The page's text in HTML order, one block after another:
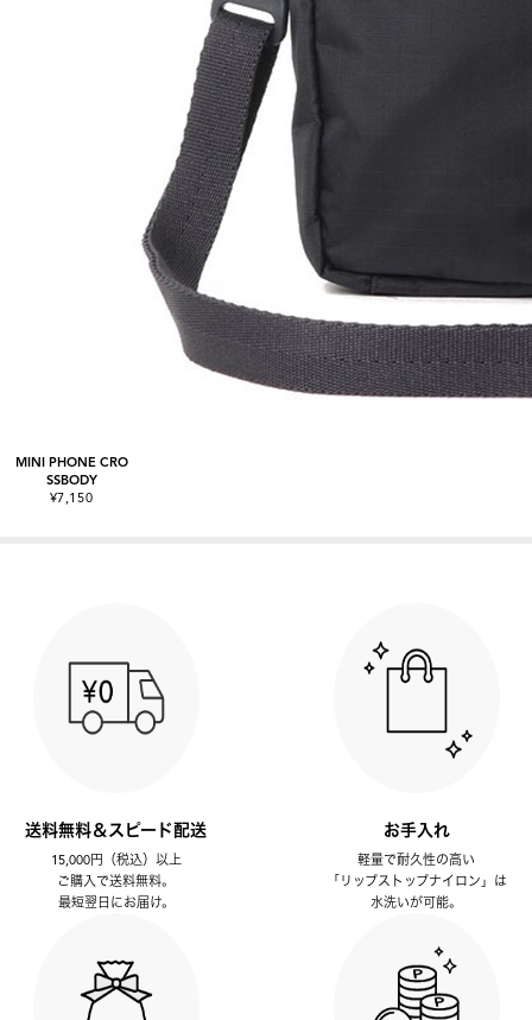
MINI PHONE CRO
SSBODY
¥7,150
送料無料＆スピード配送
15,000円（税込）以上
ご購入で送料無料。
最短翌日にお届け。
お手入れ
軽量で耐久性の高い
「リップストップナイロン」は
水洗いが可能。